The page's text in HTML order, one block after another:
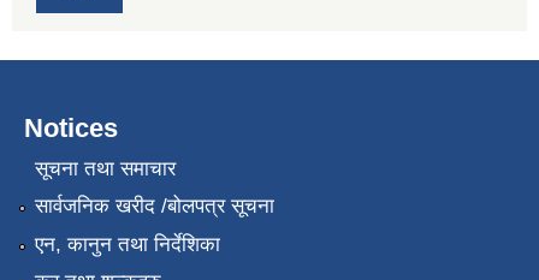
Notices
सूचना तथा समाचार
सार्वजनिक खरीद /बोलपत्र सूचना
एन, कानुन तथा निर्देशिका